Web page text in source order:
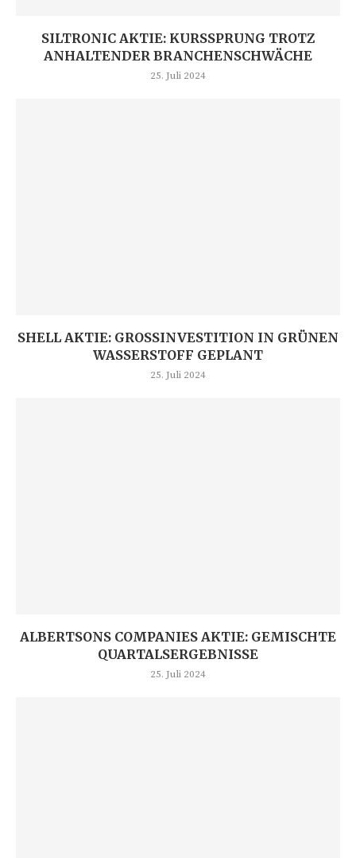
SILTRONIC AKTIE: KURSSPRUNG TROTZ
ANHALTENDER BRANCHENSCHWÄCHE
25. Juli 2024
SHELL AKTIE: GROSSINVESTITION IN GRÜNEN W
ASSERSTOFF GEPLANT
25. Juli 2024
ALBERTSONS COMPANIES AKTIE: GEMISCHTE
QUARTALSERGEBNISSE
25. Juli 2024